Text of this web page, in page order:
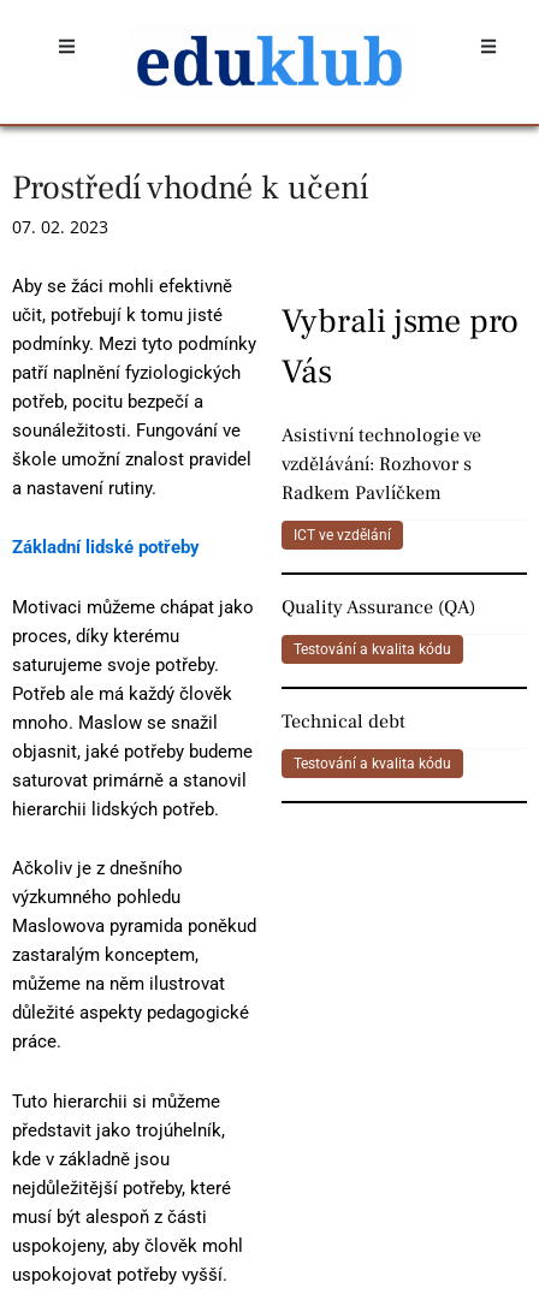
Open Open
Prostředí vhodné k učení
07. 02. 2023
Aby se žáci mohli efektivně
učit, potřebují k tomu jisté
podmínky. Mezi tyto podmínky
patří naplnění fyziologických
potřeb, pocitu bezpečí a
sounáležitosti. Fungování ve
škole umožní znalost pravidel
a nastavení rutiny.
Základní lidské potřeby
Motivaci můžeme chápat jako
proces, díky kterému
saturujeme svoje potřeby.
Potřeb ale má každý člověk
mnoho. Maslow se snažil
objasnit, jaké potřeby budeme
saturovat primárně a stanovil
hierarchii lidských potřeb.
Ačkoliv je z dnešního
výzkumného pohledu
Maslowova pyramida poněkud
zastaralým konceptem,
můžeme na něm ilustrovat
důležité aspekty pedagogické
práce.
Tuto hierarchii si můžeme
představit jako trojúhelník,
kde v základně jsou
nejdůležitější potřeby, které
musí být alespoň z části
uspokojeny, aby člověk mohl
uspokojovat potřeby vyšší.
Vybrali jsme pro
Vás
Asistivní technologie ve
vzdělávání: Rozhovor s
Radkem Pavlíčkem
ICT ve vzdělání
Quality Assurance (QA)
Testování a kvalita kódu
Technical debt
Testování a kvalita kódu